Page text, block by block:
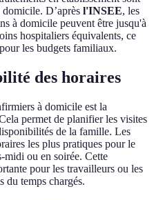
D’après l'INSEE, les
à domicile peuvent être jusqu'à
hospitaliers équivalents, ce
les budgets familiaux.
des horaires
à domicile est la
permet de planifier les visites
de la famille. Les
les plus pratiques pour le
midi ou en soirée. Cette
pour les travailleurs ou les
du temps chargés.